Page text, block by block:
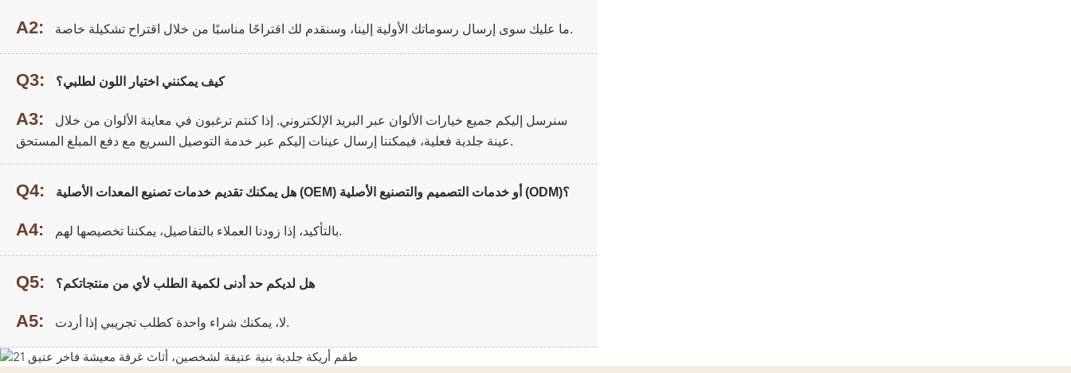
A2: ما عليك سوى إرسال رسوماتك الأولية إلينا، وسنقدم لك اقتراحًا مناسبًا من خلال اقتراح تشكيلة خاصة.
Q3: كيف يمكنني اختيار اللون لطلبي؟
A3:
سنرسل إليكم جميع خيارات الألوان عبر البريد الإلكتروني. إذا كنتم ترغبون في معاينة الألوان من خلال
عينة جلدية فعلية، فيمكننا إرسال عينات إليكم عبر خدمة التوصيل السريع مع دفع المبلغ المستحق.
Q4: هل يمكنك تقديم خدمات تصنيع المعدات الأصلية (OEM) أو خدمات التصميم والتصنيع الأصلية (ODM)؟
A4: بالتأكيد، إذا زودنا العملاء بالتفاصيل، يمكننا تخصيصها لهم.
Q5: هل لديكم حد أدنى لكمية الطلب لأي من منتجاتكم؟
A5: لا، يمكنك شراء واحدة كطلب تجريبي إذا أردت.